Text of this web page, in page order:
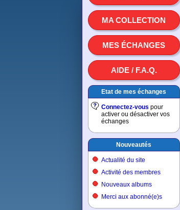
MA COLLECTION
MES ÉCHANGES
AIDE / F.A.Q.
Etat de mes échanges
Connectez-vous pour
activer ou désactiver vos
échanges
Nouveautés
Actualité du site
Activité des membres
Nouveaux albums
Merci aux abonné(e)s